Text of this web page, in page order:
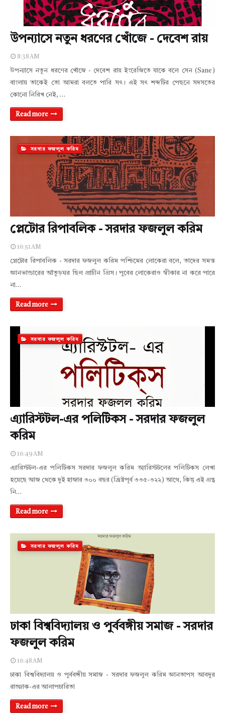
উপন্যাসে নতুন ধরণের খোঁজে - দেবেশ রায়
8:38 AM
উপন্যাসে নতুন ধরণের খোঁজে - দেবেশ রায় ইংরেজিতে যাকে বলে সেন (Sane)
বাংলায় তাকেই তো আমরা বলতে পারি সৎ। এই সৎ শব্দটির পেছনে সদসতের
কোনো নিরিখ নেই, …
Read more
সরদার ফজলুল করিম
প্লেটোর রিপাবলিক - সরদার ফজলুল করিম
10:51 AM
প্লেটোর রিপাবলিক - সরদার ফজলুল করিম পশ্চিমের লোকেরা বলে, তাদের সমস্ত
জ্ঞানভান্ডারের আঁতুড়ঘর ছিল প্রাচীন গ্রিস। পুবের লোকেরাও স্বীকার না করে পারে
না…
Read more
সরদার ফজলুল করিম
এ্যারিস্টটল-এর পলিটিকস - সরদার ফজলুল
করিম
10:49 AM
এ্যারিস্টটল-এর পলিটিকস সরদার ফজলুল করিম অ্যারিস্টটলের পলিটিকস লেখা
হয়েছে আজ থেকে দুই হাজার ৩০০ বছর (খ্রিষ্টপূর্ব ৩৩৫-৩২২) আগে, কিন্তু এই গ্রন্থ
নি…
Read more
সরদার ফজলুল করিম
ঢাকা বিশ্ববিদ্যালয় ও পুর্ববঙ্গীয় সমাজ - সরদার
ফজলুল করিম
10:48 AM
ঢাকা বিশ্ববিদ্যালয় ও পুর্ববঙ্গীয় সমাজ - সরদার ফজলুল করিম জ্ঞানতাপস আবদুর
রাজ্জাক-এর আলাপচারিতা
Read more